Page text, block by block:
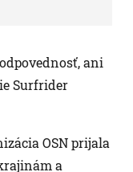
ani
Surfrider
OSN prijala
a